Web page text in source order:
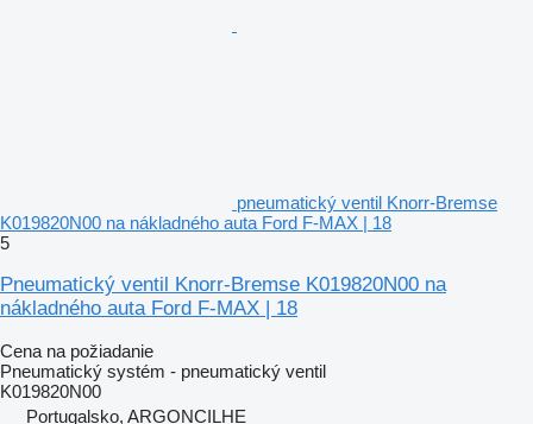
pneumatický ventil Knorr-Bremse
K019820N00 na nákladného auta Ford F-MAX | 18
5
Pneumatický ventil Knorr-Bremse K019820N00 na
nákladného auta Ford F-MAX | 18
Cena na požiadanie
Pneumatický systém - pneumatický ventil
K019820N00
Portugalsko, ARGONCILHE